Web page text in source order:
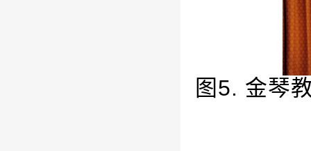
图5. 金琴